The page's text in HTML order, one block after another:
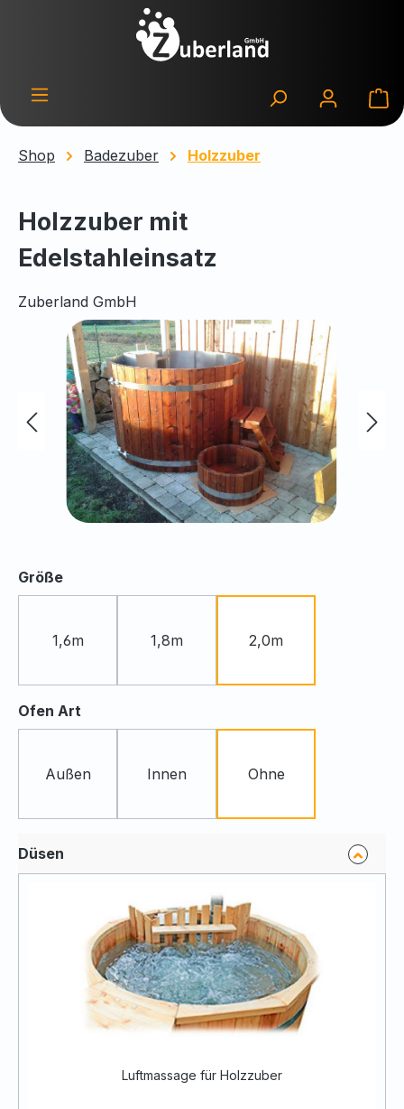
Zum Hauptinhalt springen
Shop Badezuber Holzzuber
Holzzuber mit
Edelstahleinsatz
Zuberland GmbH
Bildergalerie überspringen
Größeauswählen
1,6m 1,8m 2,0m
Ofen Art
Außen Innen Ohne
Düsen
Luftmassage für Holzzuber